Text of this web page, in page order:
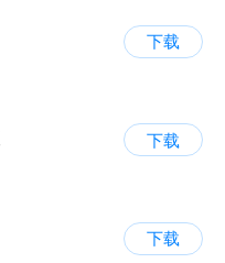
下载
下载
下载